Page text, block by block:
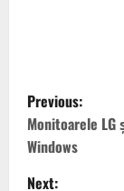
P
o
s
Previous:
Monitoarele LG
Windows
Next: